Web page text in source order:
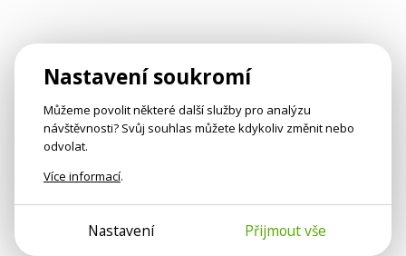
Nastavení soukromí
Můžeme povolit některé další služby pro analýzu
návštěvnosti? Svůj souhlas můžete kdykoliv změnit nebo
odvolat.
Více informací.
Nastavení Přijmout vše